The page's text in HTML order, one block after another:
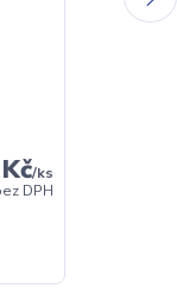
/ks
DPH